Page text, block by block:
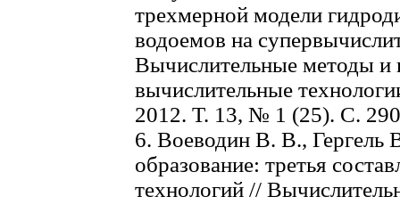
трехмерной модели
водоемов на
Вычислительные методы
вычислительные
2012. Т. 13, № 1 (25). С.
6. Воеводин В. В.,
образование: третья
технологий //